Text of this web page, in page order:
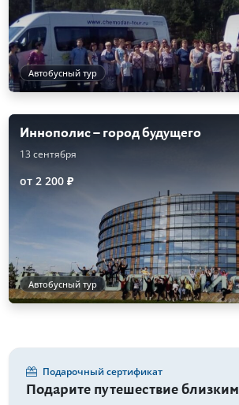
Автобусный тур
Иннополис – город будущего
13 сентября
от 2 200 ₽
Автобусный тур
Подарочный сертификат
Подарите путешествие близким